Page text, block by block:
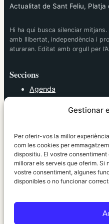
Gestionar
Per oferir-vos la millor
com les cookies per
dispositiu. El vostre
millorar els serveis que oferim.
vostre consentiment, algunes
disponibles o no funcionar
Actualitat de Sant Feliu, Platja
Hi ha qui busca silenciar
amb llibertat, independència i
aturaran. Editat amb orgull per
Seccions
Agenda
Política
Societat
Tendències
elRidaura.com